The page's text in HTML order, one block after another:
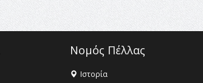
Νομός Πέλλας
Ιστορία